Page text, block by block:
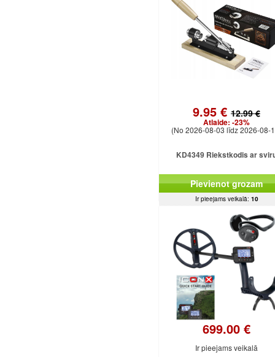
9.95 € 12.99 €
Atlaide: -23%
(No 2026-08-03 līdz 2026-08-
KD4349 Riekstkodis ar
Pievienot grozam
Ir pieejams veikalā: 10
699.00 €
Ir pieejams veikalā